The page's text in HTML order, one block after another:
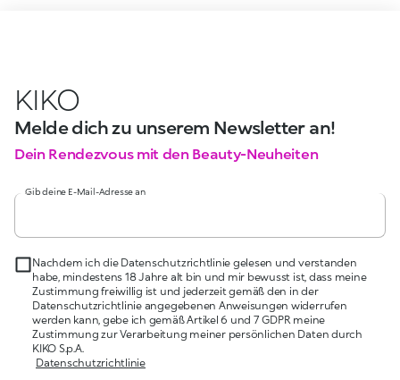
KIKO
Melde dich zu unserem Newsletter an!
Dein Rendezvous mit den Beauty-Neuheiten
Gib deine E-Mail-Adresse an
Nachdem ich die Datenschutzrichtlinie gelesen und verstanden
habe, mindestens 18 Jahre alt bin und mir bewusst ist, dass meine
Zustimmung freiwillig ist und jederzeit gemäß den in der
Datenschutzrichtlinie angegebenen Anweisungen widerrufen
werden kann, gebe ich gemäß Artikel 6 und 7 GDPR meine
Zustimmung zur Verarbeitung meiner persönlichen Daten durch
KIKO S.p.A.
Datenschutzrichtlinie